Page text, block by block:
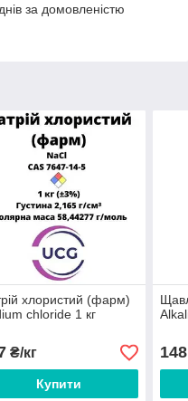
за домовленістю
хлористий (фарм)
chloride 1 кг
₴/кг
Купити
148